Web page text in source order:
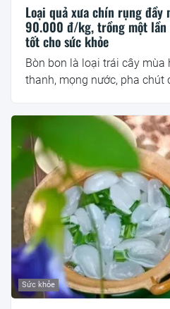
Loại quả xưa chín rụng đầy
90.000 đ/kg, trồng một lần
tốt cho sức khỏe
Bòn bon là loại trái cây mùa
thanh, mọng nước, pha chút
Sức khỏe